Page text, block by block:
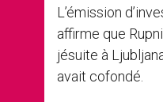
L’émission
affirme que
jésuite à
avait cofondé.